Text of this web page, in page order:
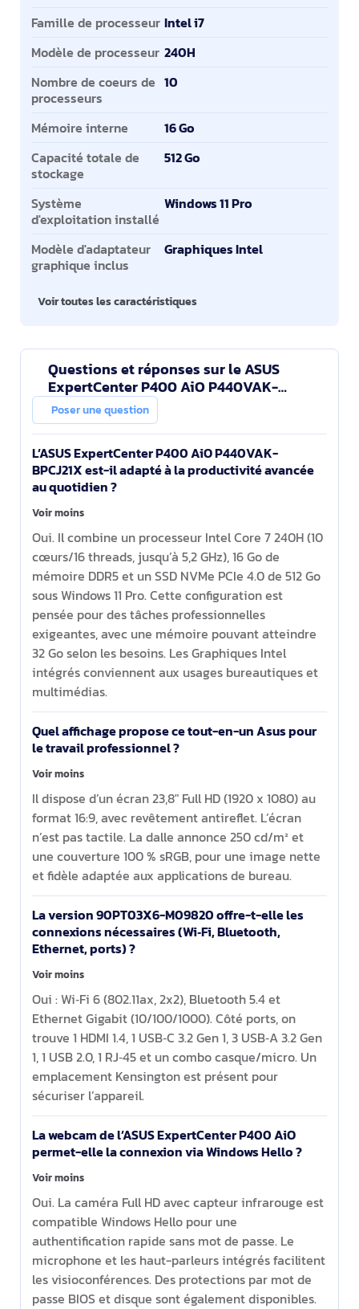
Famille de processeur Intel i7
Modèle de processeur 240H
Nombre de coeurs de
processeurs
10
Mémoire interne
16 Go
Capacité totale de
stockage
512 Go
Système
d'exploitation installé
Windows 11 Pro
Modèle d'adaptateur
graphique inclus
Graphiques Intel
Voir toutes les caractéristiques
Questions et réponses sur le ASUS
ExpertCenter P400 AiO P440VAK-
BPCJ21X Intel Core 7 240H 60,5 cm (23.8")
1920 x 1080 pixels PC A
Poser une question
L’ASUS ExpertCenter P400 AiO P440VAK-
BPCJ21X est-il adapté à la productivité avancée
au quotidien ?
Voir moins
Oui. Il combine un processeur Intel Core 7 240H (10
cœurs/16 threads, jusqu’à 5,2 GHz), 16 Go de
mémoire DDR5 et un SSD NVMe PCIe 4.0 de 512 Go
sous Windows 11 Pro. Cette configuration est
pensée pour des tâches professionnelles
exigeantes, avec une mémoire pouvant atteindre
32 Go selon les besoins. Les Graphiques Intel
intégrés conviennent aux usages bureautiques et
multimédias.
Quel affichage propose ce tout-en-un Asus pour
le travail professionnel ?
Voir moins
Il dispose d’un écran 23,8" Full HD (1920 x 1080) au
format 16:9, avec revêtement antireflet. L’écran
n’est pas tactile. La dalle annonce 250 cd/m² et
une couverture 100 % sRGB, pour une image nette
et fidèle adaptée aux applications de bureau.
La version 90PT03X6-M09820 offre-t-elle les
connexions nécessaires (Wi‑Fi, Bluetooth,
Ethernet, ports) ?
Voir moins
Oui : Wi‑Fi 6 (802.11ax, 2x2), Bluetooth 5.4 et
Ethernet Gigabit (10/100/1000). Côté ports, on
trouve 1 HDMI 1.4, 1 USB‑C 3.2 Gen 1, 3 USB‑A 3.2 Gen
1, 1 USB 2.0, 1 RJ‑45 et un combo casque/micro. Un
emplacement Kensington est présent pour
sécuriser l’appareil.
La webcam de l’ASUS ExpertCenter P400 AiO
permet-elle la connexion via Windows Hello ?
Voir moins
Oui. La caméra Full HD avec capteur infrarouge est
compatible Windows Hello pour une
authentification rapide sans mot de passe. Le
microphone et les haut-parleurs intégrés facilitent
les visioconférences. Des protections par mot de
passe BIOS et disque sont également disponibles.